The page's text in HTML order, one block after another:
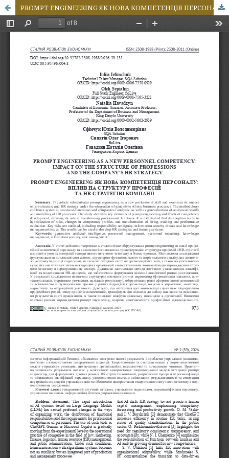
PROMPT ENGINEERING ЯК НОВА КОМПЕТЕНЦІЯ ПЕРСОНАЛУ: ВПЛИВ НА СТРУКТУРУ ПРОФЕСІЙ ТА HR-СТРАТЕГІЮ КОМПАНІЇ